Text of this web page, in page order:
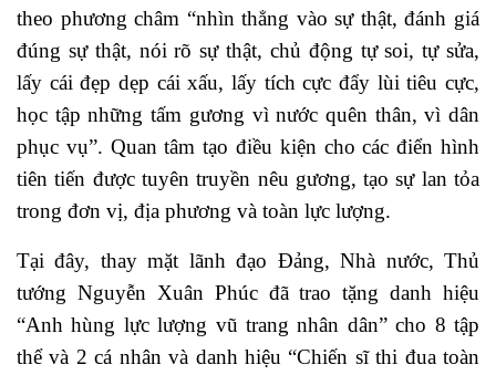
theo phương châm “nhìn thẳng vào sự thật, đánh giá
đúng sự thật, nói rõ sự thật, chủ động tự soi, tự sửa,
lấy cái đẹp dẹp cái xấu, lấy tích cực đẩy lùi tiêu cực,
học tập những tấm gương vì nước quên thân, vì dân
phục vụ”. Quan tâm tạo điều kiện cho các điển hình
tiên tiến được tuyên truyền nêu gương, tạo sự lan tỏa
trong đơn vị, địa phương và toàn lực lượng.
Tại đây, thay mặt lãnh đạo Đảng, Nhà nước, Thủ
tướng Nguyễn Xuân Phúc đã trao tặng danh hiệu
“Anh hùng lực lượng vũ trang nhân dân” cho 8 tập
thể và 2 cá nhân và danh hiệu “Chiến sĩ thi đua toàn